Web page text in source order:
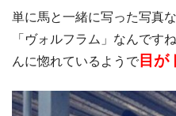
単に馬と一緒に写った写真
「ヴォルフラム」なんです
んに惚れているようで 目が